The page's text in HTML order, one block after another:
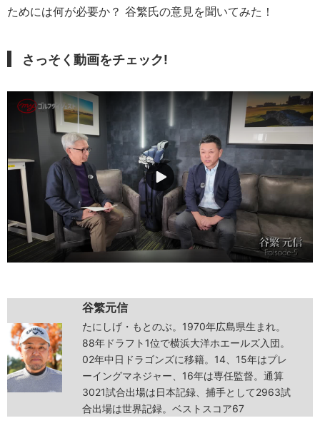
ためには何が必要か？ 谷繁氏の意見を聞いてみた！
さっそく動画をチェック!
谷繁元信
たにしげ・もとのぶ。1970年広島県生まれ。
88年ドラフト1位で横浜大洋ホエールズ入団。
02年中日ドラゴンズに移籍。14、15年はプレ
ーイングマネジャー、16年は専任監督。通算
3021試合出場は日本記録、捕手として2963試
合出場は世界記録。ベストスコア67